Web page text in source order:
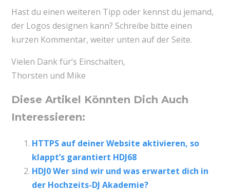
Hast du einen weiteren Tipp oder kennst du jemand,
der Logos designen kann? Schreibe bitte einen
kurzen Kommentar, weiter unten auf der Seite.
Vielen Dank für’s Einschalten,
Thorsten und Mike
Diese Artikel Könnten Dich Auch
Interessieren:
HTTPS auf deiner Website aktivieren, so
klappt’s garantiert HDJ68
HDJ0 Wer sind wir und was erwartet dich in
der Hochzeits-DJ Akademie?